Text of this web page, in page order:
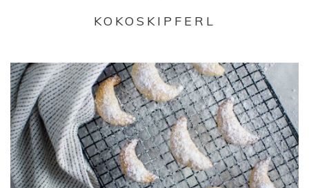
KOKOSKIPFERL